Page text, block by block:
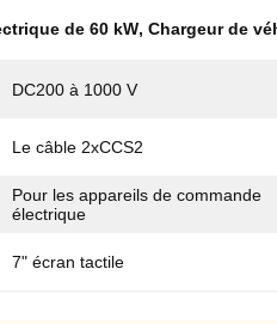
de 60 kW, Chargeur de
DC200 à 1000 V
Le câble 2xCCS2
Pour les appareils de commande
électrique
7" écran tactile